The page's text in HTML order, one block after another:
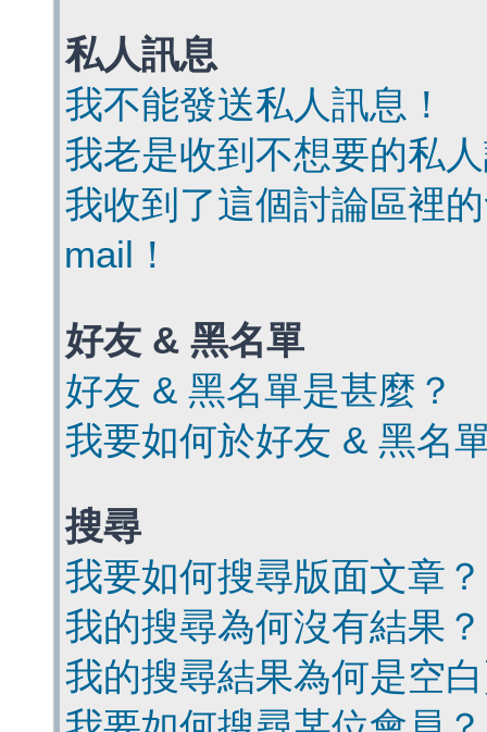
私人訊息
我不能發送私人訊息！
我老是收到不想要的私
我收到了這個討論區裡
mail！
好友 & 黑名單
好友 & 黑名單是甚麼？
我要如何於好友 & 黑名
搜尋
我要如何搜尋版面文章？
我的搜尋為何沒有結果？
我的搜尋結果為何是空